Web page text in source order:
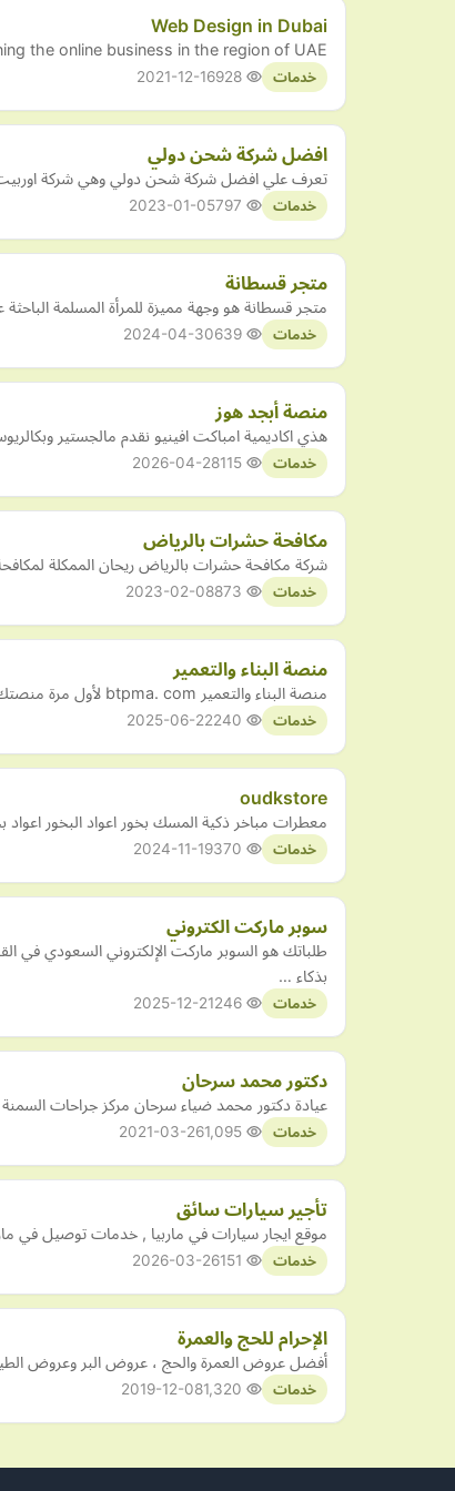
Web Design in Dubai
the online business in the region of UAE.
خدمات 2021-12-16
افضل شركة شحن دولي
تعرف علي افضل شركة شحن دولي وهي شركة اوربيت
خدمات 2023-01-05
متجر قسطانة
متجر قسطانة هو وجهة مميزة للمرأة المسلمة
خدمات 2024-04-30
منصة أبجد هوز
هذي اكاديمية امباكت افينيو نقدم مالجستير
خدمات 2026-04-28
مكافحة حشرات بالرياض
شركة مكافحة حشرات بالرياض ريحان الممكلة
خدمات 2023-02-08
منصة البناء والتعمير
منصة البناء والتعمير btpma. com لأول مرة منصتك الاولى لدعمك في مجال البناء و تسيير المقاولة رفيقك الرائد في البناء والتعمير المنصة تقدم حلاً شاملاً لتحديات إدارة المشروعات في مجال…
خدمات 2025-06-22
oudkstore
معطرات مباخر ذكية المسك بخور اعواد البخور
خدمات 2024-11-19
سوبر ماركت الكتروني
طلباتك هو السوبر ماركت الإلكتروني السعودي
بذكاء …
خدمات 2025-12-21
دكتور محمد سرحان
عيادة دكتور محمد ضياء سرحان مركز جراحات السمنة المركز الرئيسي : 15 شارع عمرو متفرع من شارع سوريا بالمهندسين المواعيد: الأحد المتابعة
خدمات 2021-03-26
تأجير سيارات سائق
موقع ايجار سيارات في ماربيا , خدمات توصيل في
خدمات 2026-03-26
الإحرام للحج والعمرة
أفضل عروض العمرة والحج ، عروض البر وعروض
خدمات 2019-12-08